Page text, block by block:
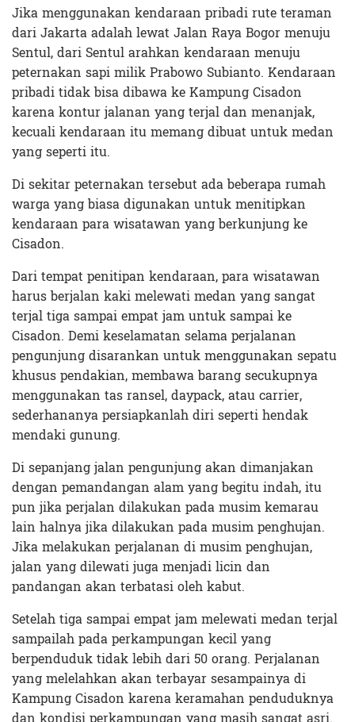
Jika menggunakan kendaraan pribadi rute teraman
dari Jakarta adalah lewat Jalan Raya Bogor menuju
Sentul, dari Sentul arahkan kendaraan menuju
peternakan sapi milik Prabowo Subianto. Kendaraan
pribadi tidak bisa dibawa ke Kampung Cisadon
karena kontur jalanan yang terjal dan menanjak,
kecuali kendaraan itu memang dibuat untuk medan
yang seperti itu.
Di sekitar peternakan tersebut ada beberapa rumah
warga yang biasa digunakan untuk menitipkan
kendaraan para wisatawan yang berkunjung ke
Cisadon.
Dari tempat penitipan kendaraan, para wisatawan
harus berjalan kaki melewati medan yang sangat
terjal tiga sampai empat jam untuk sampai ke
Cisadon. Demi keselamatan selama perjalanan
pengunjung disarankan untuk menggunakan sepatu
khusus pendakian, membawa barang secukupnya
menggunakan tas ransel, daypack, atau carrier,
sederhananya persiapkanlah diri seperti hendak
mendaki gunung.
Di sepanjang jalan pengunjung akan dimanjakan
dengan pemandangan alam yang begitu indah, itu
pun jika perjalan dilakukan pada musim kemarau
lain halnya jika dilakukan pada musim penghujan.
Jika melakukan perjalanan di musim penghujan,
jalan yang dilewati juga menjadi licin dan
pandangan akan terbatasi oleh kabut.
Setelah tiga sampai empat jam melewati medan terjal
sampailah pada perkampungan kecil yang
berpenduduk tidak lebih dari 50 orang. Perjalanan
yang melelahkan akan terbayar sesampainya di
Kampung Cisadon karena keramahan penduduknya